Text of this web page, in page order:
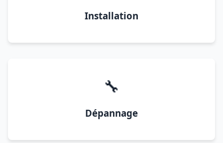
Installation
🔧
Dépannage